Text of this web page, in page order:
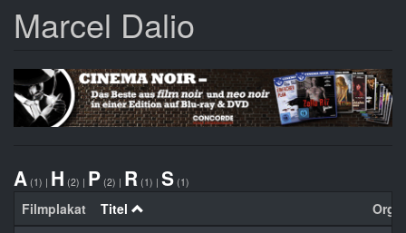
Marcel Dalio
A (1) | H (2) | P (2) | R (1) | S (1)
Filmplakat Titel